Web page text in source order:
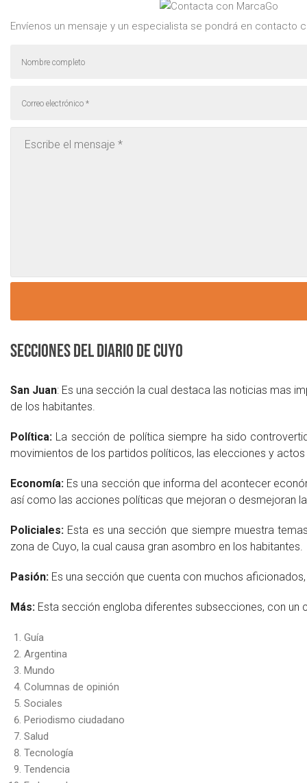
Envíenos un mensaje y un especialista se pondrá en contacto
Secciones del diario de Cuyo
San Juan: Es una sección la cual destaca las noticias mas
de los habitantes.
Política: La sección de política siempre ha sido
movimientos de los partidos políticos, las elecciones y
Economía: Es una sección que informa del acontecer
así como las acciones políticas que mejoran o desmejoran
Policiales: Esta es una sección que siempre muestra
zona de Cuyo, la cual causa gran asombro en los habitantes.
Pasión: Es una sección que cuenta con muchos
Más: Esta sección engloba diferentes subsecciones, con
Guía
Argentina
Mundo
Columnas de opinión
Sociales
Periodismo ciudadano
Salud
Tecnología
Tendencia